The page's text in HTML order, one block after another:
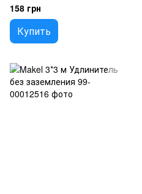
158 грн
Купить